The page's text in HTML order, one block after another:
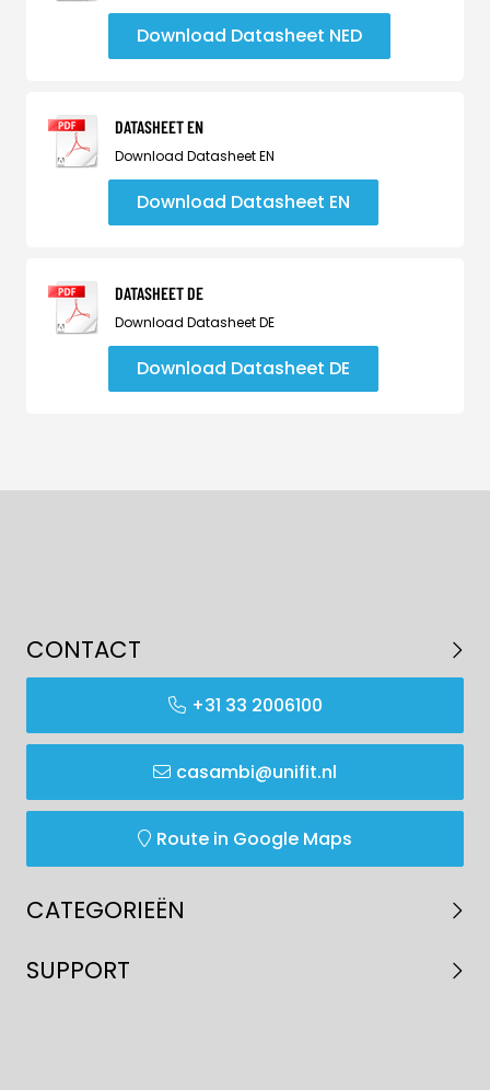
Download Datasheet NED
DATASHEET EN
Download Datasheet EN
Download Datasheet EN
DATASHEET DE
Download Datasheet DE
Download Datasheet DE
CONTACT
+31 33 2006100
casambi@unifit.nl
Route in Google Maps
CATEGORIEËN
SUPPORT